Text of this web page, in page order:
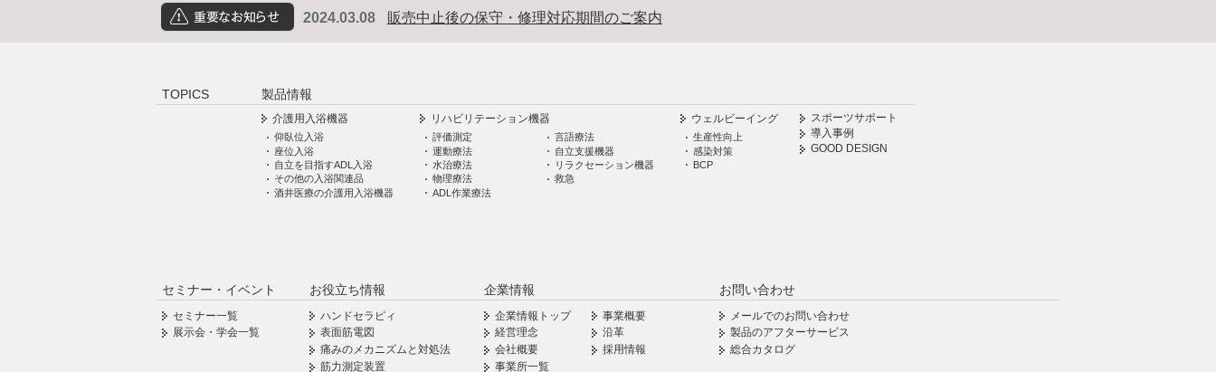
重要なお知らせ 2024.03.08 販売中止後の保守・修理対応期間のご案内
TOPICS 製品情報
介護用入浴機器
仰臥位入浴
座位入浴
自立を目指すADL入浴
その他の入浴関連品
酒井医療の介護用入浴機器
リハビリテーション機器
評価測定
運動療法
水治療法
物理療法
ADL作業療法
言語療法
自立支援機器
リラクセーション機器
救急
ウェルビーイング
生産性向上
感染対策
BCP
スポーツサポート
導入事例
GOOD DESIGN
セミナー・イベント
セミナー一覧
展示会・学会一覧
お役立ち情報
ハンドセラピィ
表面筋電図
痛みのメカニズムと対処法
筋力測定装置
企業情報
企業情報トップ
経営理念
会社概要
事業所一覧
事業概要
沿革
採用情報
お問い合わせ
メールでのお問い合わせ
製品のアフターサービス
総合カタログ